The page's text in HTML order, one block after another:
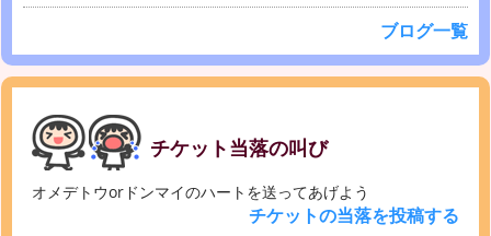
ブログ一覧
チケット当落の叫び
オメデトウorドンマイのハートを送ってあげよう
チケットの当落を投稿する